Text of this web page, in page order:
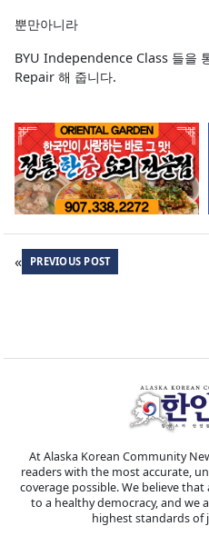
뿐만아니라
BYU Independence Class 들을
Repair 해 줍니다.
« PREVIOUS POST
At Alaska Korean Community
readers with the most accurate,
coverage possible. We believe
to a healthy democracy, and
highest standards of